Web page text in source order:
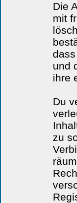
Die
mit
und
ihre
Du
zu